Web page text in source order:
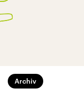
Archiv